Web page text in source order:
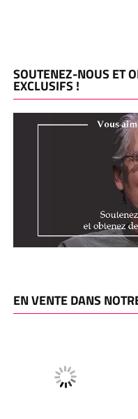
SOUTENEZ-NOUS ET
EXCLUSIFS !
EN VENTE DANS